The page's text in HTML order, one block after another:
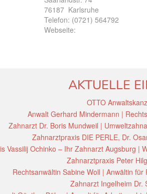
76187 Karlsruhe
Telefon: (0721) 564792
Webseite:
AKTUELLE
OTTO
Anwalt Gerhard Mindermann |
Zahnarzt Dr. Boris Mundweil |
Zahnarztpraxis DIE PERLE, Dr.
Vassilij Ochinko – Ihr Zahnarzt Augsburg |
Zahnarztpraxis Peter
Rechtsanwältin Sabine Woll | Anwältin
Zahnarzt Ingelheim Dr.